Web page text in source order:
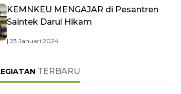
KEMNKEU MENGAJAR di Pesantren
Saintek Darul Hikam
| 23 Januari 2024
TERBARU